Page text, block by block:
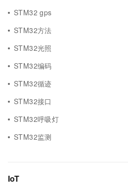
STM32 gps
STM32方法
STM32光照
STM32编码
STM32循迹
STM32接口
STM32呼吸灯
STM32监测
IoT